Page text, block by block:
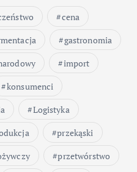
cena
gastronomia
import
konsumenci
Logistyka
przekąski
przetwórstwo